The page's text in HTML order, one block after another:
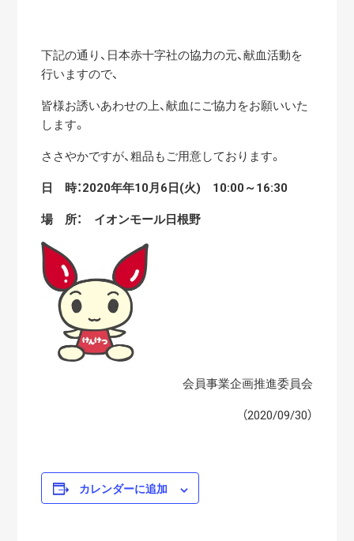
下記の通り、日本赤十字社の協力の元、献血活動を
行いますので、
皆様お誘いあわせの上、献血にご協力をお願いいた
します。
ささやかですが、粗品もご用意しております。
日 時：2020年年10月6日(火) 10:00～16:30
場 所： イオンモール日根野
会員事業企画推進委員会
（2020/09/30）
カレンダーに追加